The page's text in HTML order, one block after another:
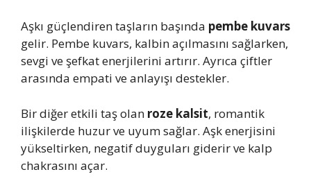
Aşkı güçlendiren taşların başında pembe kuvars
gelir. Pembe kuvars, kalbin açılmasını sağlarken,
sevgi ve şefkat enerjilerini artırır. Ayrıca çiftler
arasında empati ve anlayışı destekler.
Bir diğer etkili taş olan roze kalsit, romantik
ilişkilerde huzur ve uyum sağlar. Aşk enerjisini
yükseltirken, negatif duyguları giderir ve kalp
chakrasını açar.